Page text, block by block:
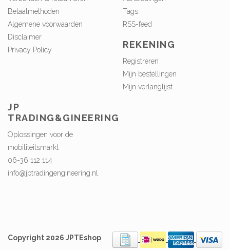
Betaalmethoden
Algemene voorwaarden
Disclaimer
Privacy Policy
Tags
RSS-feed
REKENING
Registreren
Mijn bestellingen
Mijn verlanglijst
JP
TRADING&GINEERING
Oplossingen voor de
mobiliteitsmarkt
06-36 112 114
info@jptradingengineering.nl
Copyright 2026 JPTEshop